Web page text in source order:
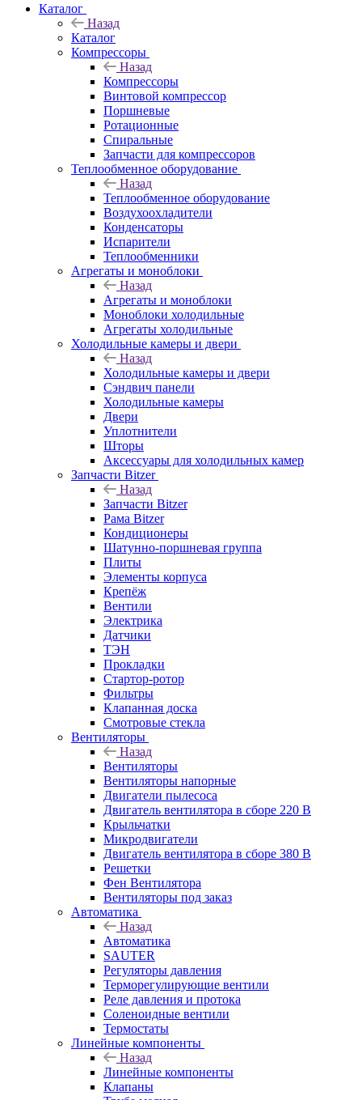
Каталог
Назад
Каталог
Компрессоры
Назад
Компрессоры
Винтовой компрессор
Поршневые
Ротационные
Спиральные
Запчасти для компрессоров
Теплообменное оборудование
Назад
Теплообменное оборудование
Воздухоохладители
Конденсаторы
Испарители
Теплообменники
Агрегаты и моноблоки
Назад
Агрегаты и моноблоки
Моноблоки холодильные
Агрегаты холодильные
Холодильные камеры и двери
Назад
Холодильные камеры и двери
Сэндвич панели
Холодильные камеры
Двери
Уплотнители
Шторы
Аксессуары для холодильных камер
Запчасти Bitzer
Назад
Запчасти Bitzer
Рама Bitzer
Кондиционеры
Шатунно-поршневая группа
Плиты
Элементы корпуса
Крепёж
Вентили
Электрика
Датчики
ТЭН
Прокладки
Стартор-ротор
Фильтры
Клапанная доска
Смотровые стекла
Вентиляторы
Назад
Вентиляторы
Вентиляторы напорные
Двигатели пылесоса
Двигатель вентилятора в сборе 220 В
Крыльчатки
Микродвигатели
Двигатель вентилятора в сборе 380 В
Решетки
Фен Вентилятора
Вентиляторы под заказ
Автоматика
Назад
Автоматика
SAUTER
Регуляторы давления
Терморегулирующие вентили
Реле давления и протока
Соленоидные вентили
Термостаты
Линейные компоненты
Назад
Линейные компоненты
Клапаны